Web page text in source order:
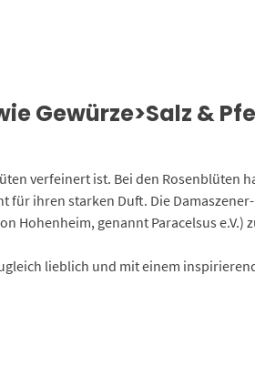
Gewürze>Salz &
verfeinert ist. Bei den Rosenblüten
ihren starken Duft. Die
genannt Paracelsus e.V.)
lieblich und mit einem